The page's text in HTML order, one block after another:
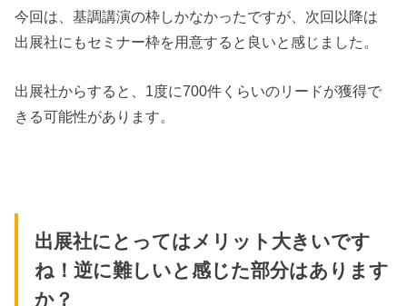
今回は、基調講演の枠しかなかったですが、次回以降は
出展社にもセミナー枠を用意すると良いと感じました。
出展社からすると、1度に700件くらいのリードが獲得で
きる可能性があります。
出展社にとってはメリット大きいです
ね！逆に難しいと感じた部分はあります
か？